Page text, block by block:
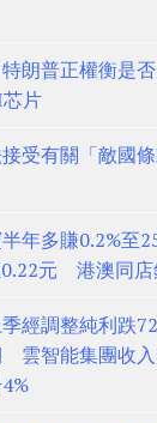
朗普正權衡是
片
受有關「敵國
年多賺0.2%至
元 港澳同店
經調整純利跌
雲智能集團收